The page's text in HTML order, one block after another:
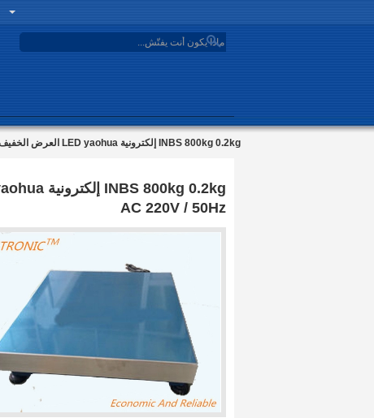
search
INBS 800kg 0.2kg إلكترونية LED yaohua العرض الخفيف الفولاذ بنك منصة الوزن المقياس IP65 AC 220V / 50Hz
AC 220V / 50Hz